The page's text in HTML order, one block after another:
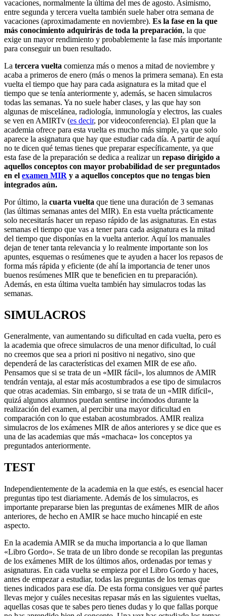
vacaciones, normalmente la última del mes de agosto. Asimismo,
entre segunda y tercera vuelta también suele haber otra semana de
vacaciones (aproximadamente en noviembre). Es la fase en la que
más conocimiento adquirirás de toda la preparación, la que
exige un mayor rendimiento y probablemente la fase más importante
para conseguir un buen resultado.
La tercera vuelta comienza más o menos a mitad de noviembre y
acaba a primeros de enero (más o menos la primera semana). En esta
vuelta el tiempo que hay para cada asignatura es la mitad que el
tiempo que se tenía anteriormente y, además, se hacen simulacros
todas las semanas. Ya no suele haber clases, y las que hay son
algunas de miscelánea, radiología, inmunología y electros, las cuales
se ven en AMIRTv (es decir, por videoconferencia). El plan que la
academia ofrece para esta vuelta es mucho más simple, ya que solo
aparece la asignatura que hay que estudiar cada día. A partir de aquí
no te dicen qué temas tienes que preparar específicamente, ya que
esta fase de la preparación se dedica a realizar un repaso dirigido a
aquellos conceptos con mayor probabilidad de ser preguntados
en el examen MIR y a aquellos conceptos que no tengas bien
integrados aún.
Por último, la cuarta vuelta que tiene una duración de 3 semanas
(las últimas semanas antes del MIR). En esta vuelta prácticamente
solo necesitarás hacer un repaso rápido de las asignaturas. En estas
semanas el tiempo que vas a tener para cada asignatura es la mitad
del tiempo que disponías en la vuelta anterior. Aquí los manuales
dejan de tener tanta relevancia y lo realmente importante son los
apuntes, esquemas o resúmenes que te ayuden a hacer los repasos de
forma más rápida y eficiente (de ahí la importancia de tener unos
buenos resúmenes MIR que te beneficien en tu preparación).
Además, en esta última vuelta también hay simulacros todas las
semanas.
SIMULACROS
Generalmente, van aumentando su dificultad en cada vuelta, pero es
la academia que ofrece simulacros de una menor dificultad, lo cuál
no creemos que sea a priori ni positivo ni negativo, sino que
dependerá de las características del examen MIR de ese año.
Pensamos que si se trata de un «MIR fácil», los alumnos de AMIR
tendrán ventaja, al estar más acostumbrados a ese tipo de simulacros
que otras academias. Sin embargo, si se trata de un «MIR difícil»,
quizá algunos alumnos puedan sentirse incómodos durante la
realización del examen, al percibir una mayor dificultad en
comparación con lo que estaban acostumbrados. AMIR realiza
simulacros de los exámenes MIR de años anteriores y se dice que es
una de las academias que más «machaca» los conceptos ya
preguntados anteriormente.
TEST
Independientemente de la academia en la que estés, es esencial hacer
preguntas tipo test diariamente. Además de los simulacros, es
importante prepararse bien las preguntas de exámenes MIR de años
anteriores, de hecho en AMIR se hace mucho hincapié en este
aspecto.
En la academia AMIR se da mucha importancia a lo que llaman
«Libro Gordo». Se trata de un libro donde se recopilan las preguntas
de los exámenes MIR de los últimos años, ordenadas por temas y
asignaturas. En cada vuelta se empieza por el Libro Gordo y haces,
antes de empezar a estudiar, todas las preguntas de los temas que
tienes indicados para ese día. De esta forma consigues ver qué partes
llevas mejor y cuáles necesitas repasar más en las siguientes vueltas,
aquellas cosas que te sabes pero tienes dudas y lo que fallas porque